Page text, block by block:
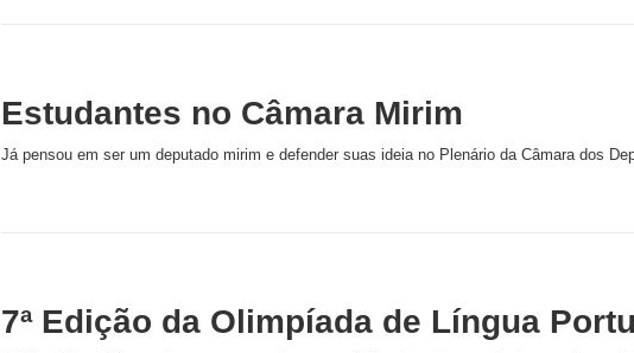
Estudantes no Câmara Mirim
Já pensou em ser um deputado mirim e defender suas ideia no Plenário da Câmara dos
7ª Edição da Olimpíada de Língua